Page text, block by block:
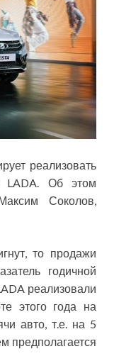
реализовать
LADA. Об этом
Соколов,
то продажи
годичной
реализовали
этого года на
авто, т.е. на 5
предполагается